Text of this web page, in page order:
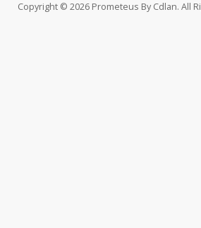
Copyright © 2026 Prometeus By Cdlan. All